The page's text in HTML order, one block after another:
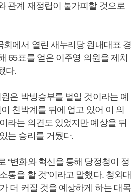
관계 재정립이 불가피할 것으로
회에서 열린 새누리당 원내대표 경
65표를 얻은 이주영 의원을 제치
다.
은 박빙승부를 벌일 것이라는 예
친박계를 뒤에 업고 있어 이 의
라는 의견도 있었지만 예상을 뒤
는 승리를 거뒀다.
“변화와 혁신을 통해 당정청이 정
통을 할 것”이라고 말했다. 청와대
더 커질 것을 예상하게 하는 대목